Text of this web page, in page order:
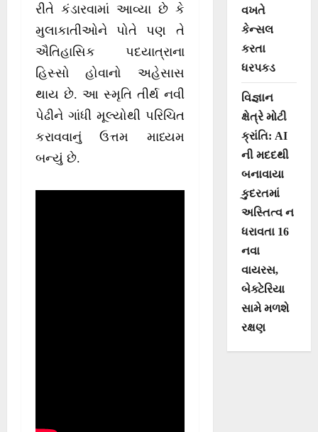
રીતે કંડારવામાં આવ્યા છે કે
મુલાકાતીઓને પોતે પણ તે
ઐતિહાસિક પદયાત્રાના
હિસ્સો હોવાનો અહેસાસ
થાય છે. આ સ્મૃતિ તીર્થ નવી
પેઢીને ગાંધી મૂલ્યોથી પરિચિત
કરાવવાનું ઉત્તમ માધ્યમ
બન્યું છે.
વખતે
કેન્સલ
કરતા
ધરપકડ
વિજ્ઞાન
ક્ષેત્રે મોટી
ક્રાંતિ: AI
ની મદદથી
બનાવાયા
કુદરતમાં
અસ્તિત્વ ન
ધરાવતા 16
નવા
વાયરસ,
બેક્ટેરિયા
સામે મળશે
રક્ષણ